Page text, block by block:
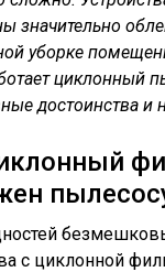
значительно
уборке
циклонный
достоинства и
с циклонной